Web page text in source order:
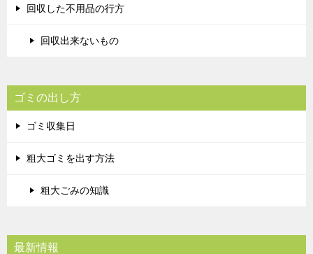
回収した不用品の行方
回収出来ないもの
ゴミの出し方
ゴミ収集日
粗大ゴミを出す方法
粗大ごみの知識
最新情報